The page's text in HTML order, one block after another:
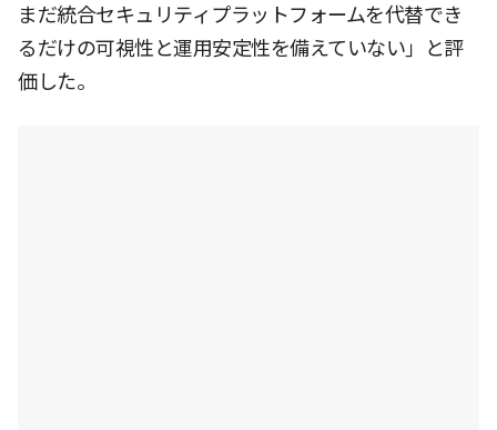
まだ統合セキュリティプラットフォームを代替でき
るだけの可視性と運用安定性を備えていない」と評
価した。